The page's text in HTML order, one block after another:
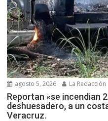
agosto 5, 2026 La Redacción
Reportan «se incendian
deshuesadero, a un
Veracruz.